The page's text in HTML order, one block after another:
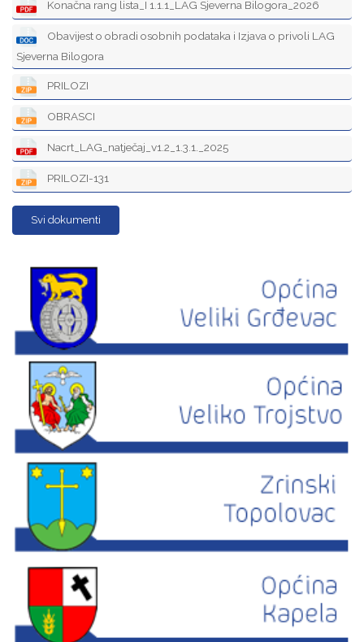
Konačna rang lista_I 1.1.1_LAG Sjeverna Bilogora_2026
Obavijest o obradi osobnih podataka i Izjava o privoli LAG
Sjeverna Bilogora
PRILOZI
OBRASCI
Nacrt_LAG_natječaj_v1.2_1.3.1._2025
PRILOZI-131
Svi dokumenti